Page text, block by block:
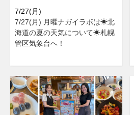
7/27(月)
7/27(月) 月曜ナガイラボは☀北
海道の夏の天気について☀札幌
管区気象台へ！